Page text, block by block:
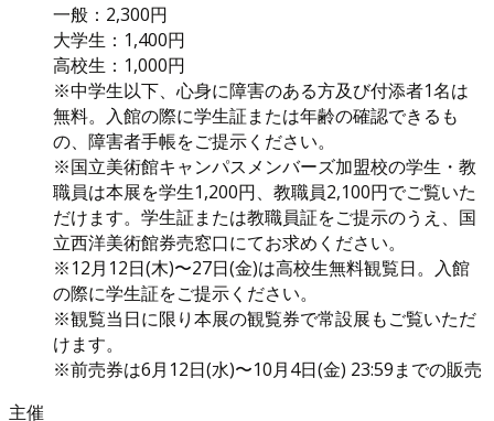
一般：2,300円
大学生：1,400円
高校生：1,000円
※中学生以下、心身に障害のある方及び付添者1名は
無料。入館の際に学生証または年齢の確認できるも
の、障害者手帳をご提示ください。
※国立美術館キャンパスメンバーズ加盟校の学生・教
職員は本展を学生1,200円、教職員2,100円でご覧いた
だけます。学生証または教職員証をご提示のうえ、国
立西洋美術館券売窓口にてお求めください。
※12月12日(木)〜27日(金)は高校生無料観覧日。入館
の際に学生証をご提示ください。
※観覧当日に限り本展の観覧券で常設展もご覧いただ
けます。
※前売券は6月12日(水)〜10月4日(金) 23:59までの販売
主催